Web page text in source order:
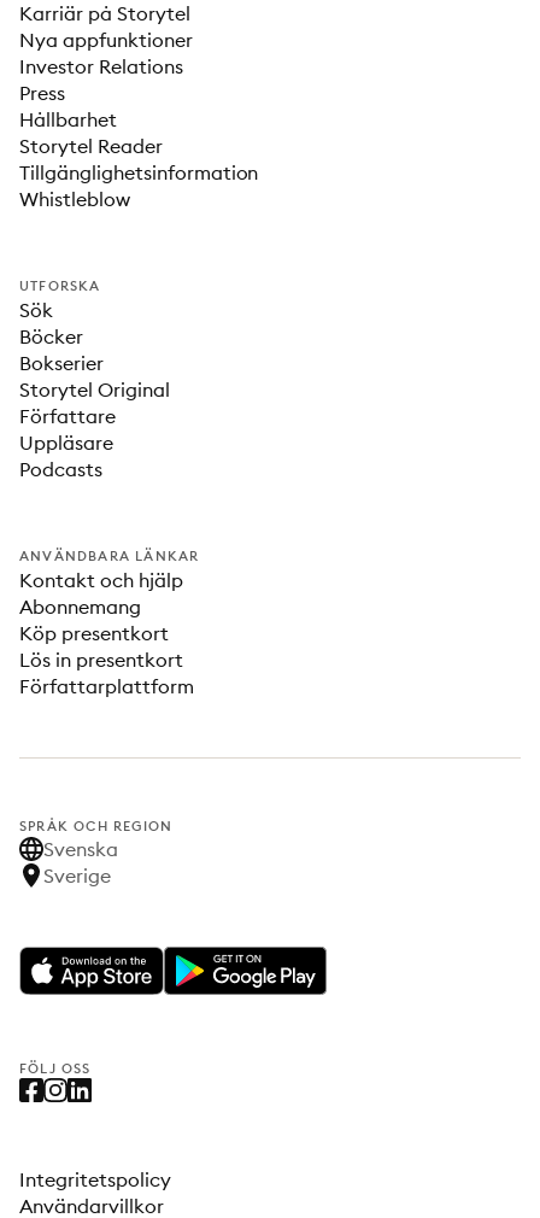
Karriär på Storytel
Nya appfunktioner
Investor Relations
Press
Hållbarhet
Storytel Reader
Tillgänglighetsinformation
Whistleblow
UTFORSKA
Sök
Böcker
Bokserier
Storytel Original
Författare
Uppläsare
Podcasts
ANVÄNDBARA LÄNKAR
Kontakt och hjälp
Abonnemang
Köp presentkort
Lös in presentkort
Författarplattform
SPRÅK OCH REGION
Svenska
Sverige
FÖLJ OSS
Integritetspolicy
Användarvillkor